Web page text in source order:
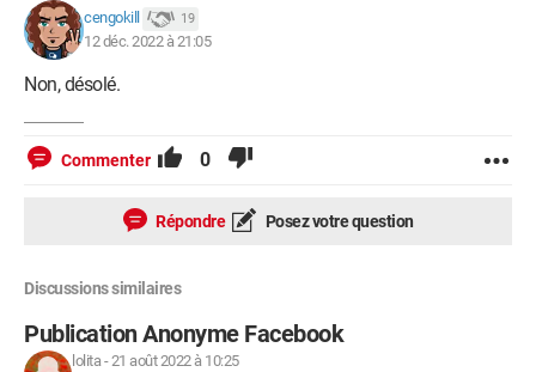
cengokill 19
12 déc. 2022 à 21:05
Non, désolé.
Commenter 0
Répondre Posez votre question
Discussions similaires
Publication Anonyme Facebook
lolita-21 août 2022 à 10:25